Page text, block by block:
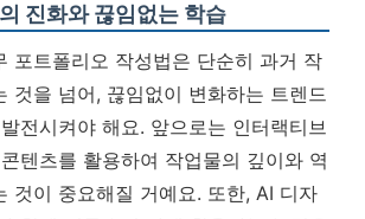
진화와 끊임없는 학습
포트폴리오 작성법은 단순히 과거 작
것을 넘어, 끊임없이 변화하는 트렌드
전시켜야 해요. 앞으로는 인터랙티브
텐츠를 활용하여 작업물의 깊이와 역
것이 중요해질 거예요. 또한, AI 디자